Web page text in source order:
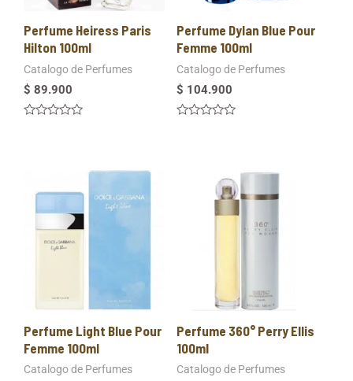
Perfume Heiress Paris
Hilton 100ml
Catalogo de Perfumes
$ 89.900
Perfume Dylan Blue Pour
Femme 100ml
Catalogo de Perfumes
$ 104.900
Perfume Light Blue Pour
Femme 100ml
Catalogo de Perfumes
Perfume 360° Perry Ellis
100ml
Catalogo de Perfumes